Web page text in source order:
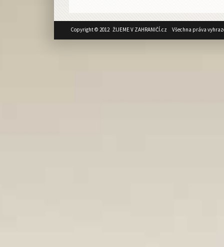
Copyright © 2012 ŽIJEME V ZAHRANIČÍ.cz Všechna práva